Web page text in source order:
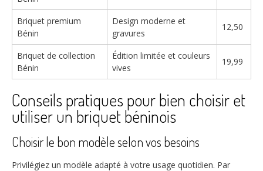
Briquet premium
Bénin
Design moderne et
gravures
12,50
Briquet de collection
Bénin
Édition limitée et couleurs
vives
19,99
Conseils pratiques pour bien choisir et
utiliser un briquet béninois
Choisir le bon modèle selon vos besoins
Privilégiez un modèle adapté à votre usage quotidien. Par